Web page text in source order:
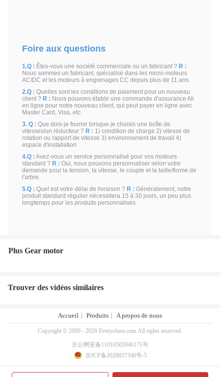
Foire aux questions
1.Q : Êtes-vous une société commerciale ou un fabricant ? R :
Nous sommes un fabricant, spécialisé dans les micro-moteurs
AC/DC et les moteurs à engrenages CC depuis plus de 11 ans.
2.Q : Quelles sont les conditions de paiement pour un nouveau
client ? R : Nous pouvons établir une commande d'assurance Ali
en ligne pour notre nouveau client, qui peut payer en ligne avec
Master Card, Visa, etc.
3. Q : Que dois-je fournir lorsque je choisis une boîte de
vitesses/un réducteur ? R : 1) condition de charge 2) vitesse de
rotation ou rapport de vitesse 3) environnement de travail 4)
espace d'installation
4.Q : Avez-vous un service personnalisé pour vos moteurs
standard ? R : Oui, nous pouvons personnaliser selon votre
demande pour la tension, la vitesse, le couple et la taille/forme de
l'arbre.
5.Q : Quel est votre délai de livraison ? R : Généralement, notre
produit standard régulier nécessitera 15 à 30 jours, un peu plus
longtemps pour les produits personnalisés.
Plus Gear motor
Trouver des vidéos similaires
Accueil Produits A propos de nous
Copyright © 2009 - 2026 Everychina.com.All rights reserved.
京公网安备11010502046171号
京ICP备2020037340号-5